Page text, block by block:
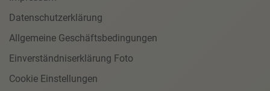
Datenschutzerklärung
Allgemeine Geschäftsbedingungen
Einverständniserklärung Foto
Cookie Einstellungen